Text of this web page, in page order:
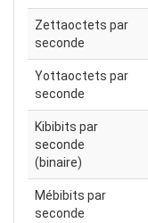
Zettaoctets par
seconde
Yottaoctets par
seconde
Kibibits par
seconde
(binaire)
Mébibits par
seconde